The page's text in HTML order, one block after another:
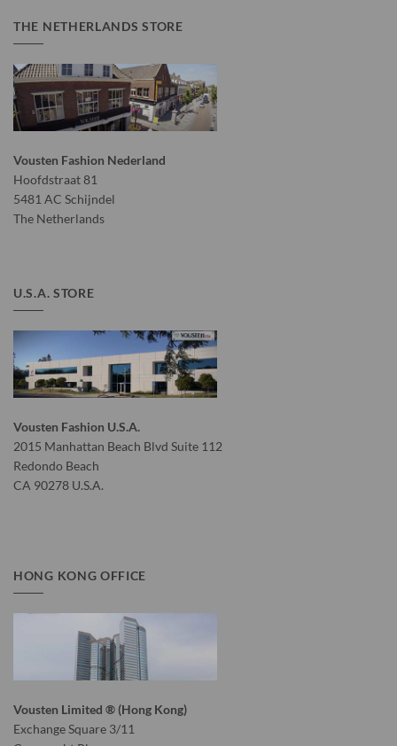
THE NETHERLANDS STORE
Vousten Fashion Nederland
Hoofdstraat 81
5481 AC Schijndel
The Netherlands
U.S.A. STORE
Vousten Fashion U.S.A.
2015 Manhattan Beach Blvd Suite 112
Redondo Beach
CA 90278 U.S.A.
HONG KONG OFFICE
Vousten Limited ® (Hong Kong)
Exchange Square 3/11